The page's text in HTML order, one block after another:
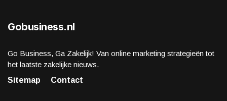
Gobusiness.nl
Go Business, Ga Zakelijk! Van online marketing strategieën tot
het laatste zakelijke nieuws.
Sitemap
Contact